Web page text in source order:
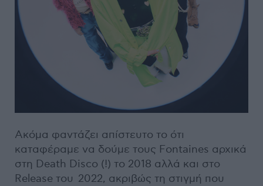
Ακόμα φαντάζει απίστευτο το ότι
καταφέραμε να δούμε τους Fontaines αρχικά
στη Death Disco (!) το 2018 αλλά και στο
Release του 2022, ακριβώς τη στιγμή που